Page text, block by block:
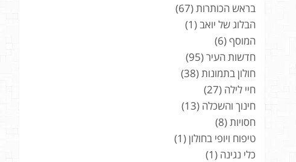
בראש הכותרות (67)
הבלוג של יואב (1)
המוסף(6)
חדשות העיר(95)
חולון בתמונות (38)
חיי לילה (27)
חינוך והשכלה (13)
חסויות (8)
טיפוח ויופי בחולון(1)
כלי נגינה (1)